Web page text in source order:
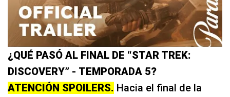
¿QUÉ PASÓ AL FINAL DE “STAR TREK:
DISCOVERY” - TEMPORADA 5?
ATENCIÓN SPOILERS. Hacia el final de la